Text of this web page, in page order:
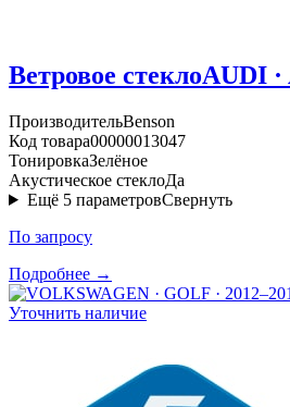
Ветровое стеклоAUDI ·
ПроизводительBenson
Код товара00000013047
ТонировкаЗелёное
Акустическое стеклоДа
Ещё 5 параметровСвернуть
По запросу
Подробнее →
Уточнить наличие